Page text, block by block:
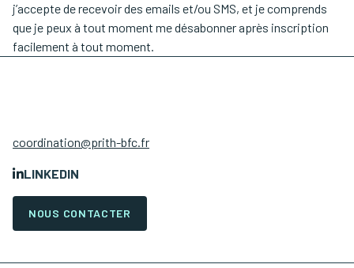
j’accepte de recevoir des emails et/ou SMS, et je comprends
que je peux à tout moment me désabonner après inscription
facilement à tout moment.
coordination@prith-bfc.fr
LINKEDIN
NOUS CONTACTER